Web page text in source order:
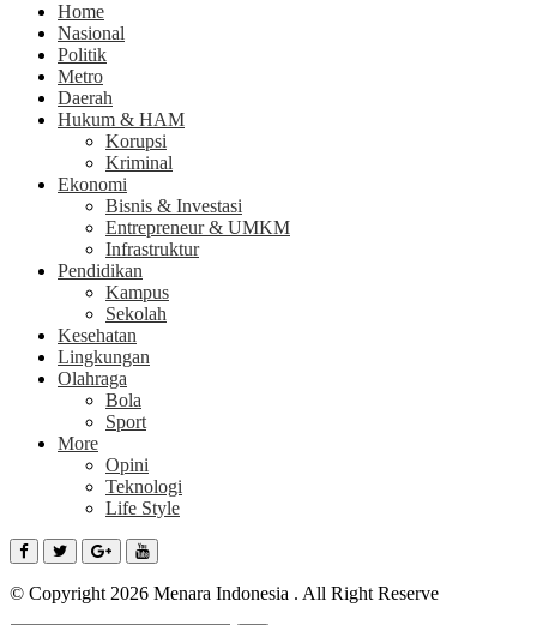
Home
Nasional
Politik
Metro
Daerah
Hukum & HAM
Korupsi
Kriminal
Ekonomi
Bisnis & Investasi
Entrepreneur & UMKM
Infrastruktur
Pendidikan
Kampus
Sekolah
Kesehatan
Lingkungan
Olahraga
Bola
Sport
More
Opini
Teknologi
Life Style
© Copyright 2026 Menara Indonesia . All Right Reserve